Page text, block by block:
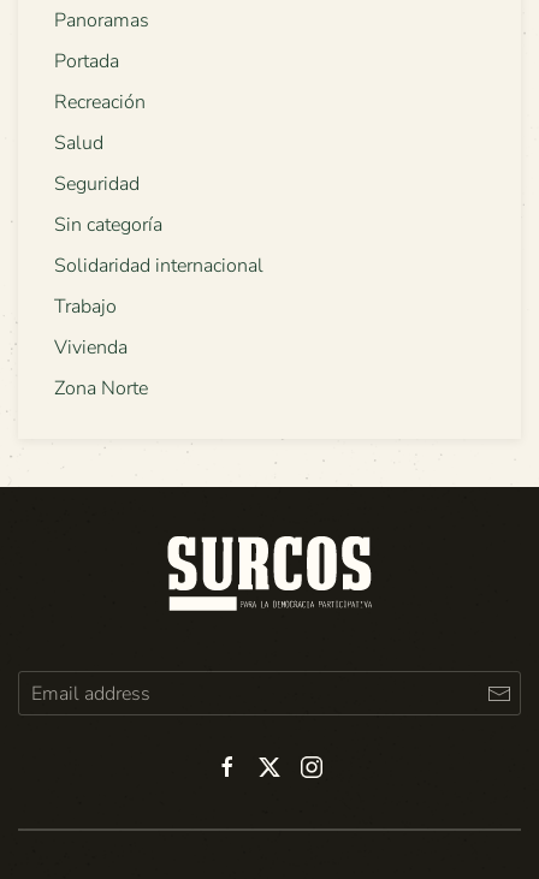
Panoramas
Portada
Recreación
Salud
Seguridad
Sin categoría
Solidaridad internacional
Trabajo
Vivienda
Zona Norte